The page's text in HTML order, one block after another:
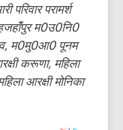
परिवार परामर्श
म0उ0नि0
म0मु0आ0 पूनम
करूणा, महिला
आरक्षी मोनिका